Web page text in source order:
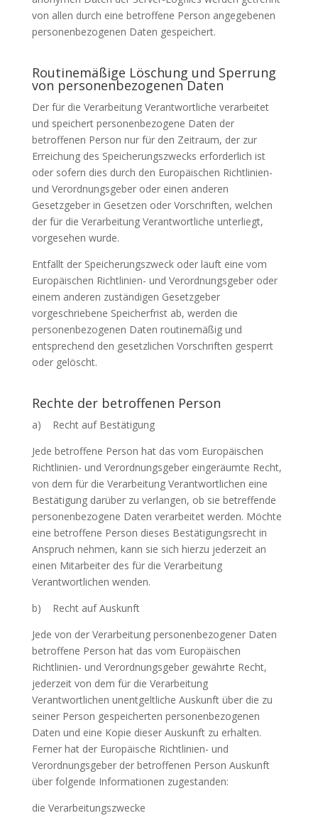
von allen durch eine betroffene Person angegebenen
personenbezogenen Daten gespeichert.
Routinemäßige Löschung und Sperrung
von personenbezogenen Daten
Der für die Verarbeitung Verantwortliche verarbeitet
und speichert personenbezogene Daten der
betroffenen Person nur für den Zeitraum, der zur
Erreichung des Speicherungszwecks erforderlich ist
oder sofern dies durch den Europäischen Richtlinien-
und Verordnungsgeber oder einen anderen
Gesetzgeber in Gesetzen oder Vorschriften, welchen
der für die Verarbeitung Verantwortliche unterliegt,
vorgesehen wurde.
Entfällt der Speicherungszweck oder läuft eine vom
Europäischen Richtlinien- und Verordnungsgeber oder
einem anderen zuständigen Gesetzgeber
vorgeschriebene Speicherfrist ab, werden die
personenbezogenen Daten routinemäßig und
entsprechend den gesetzlichen Vorschriften gesperrt
oder gelöscht.
Rechte der betroffenen Person
a) Recht auf Bestätigung
Jede betroffene Person hat das vom Europäischen
Richtlinien- und Verordnungsgeber eingeräumte Recht,
von dem für die Verarbeitung Verantwortlichen eine
Bestätigung darüber zu verlangen, ob sie betreffende
personenbezogene Daten verarbeitet werden. Möchte
eine betroffene Person dieses Bestätigungsrecht in
Anspruch nehmen, kann sie sich hierzu jederzeit an
einen Mitarbeiter des für die Verarbeitung
Verantwortlichen wenden.
b) Recht auf Auskunft
Jede von der Verarbeitung personenbezogener Daten
betroffene Person hat das vom Europäischen
Richtlinien- und Verordnungsgeber gewährte Recht,
jederzeit von dem für die Verarbeitung
Verantwortlichen unentgeltliche Auskunft über die zu
seiner Person gespeicherten personenbezogenen
Daten und eine Kopie dieser Auskunft zu erhalten.
Ferner hat der Europäische Richtlinien- und
Verordnungsgeber der betroffenen Person Auskunft
über folgende Informationen zugestanden:
die Verarbeitungszwecke